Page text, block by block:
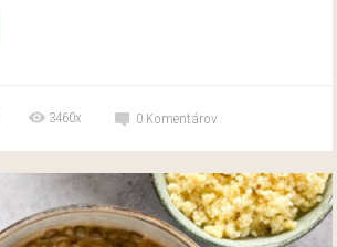
3460x 0 Komentárov